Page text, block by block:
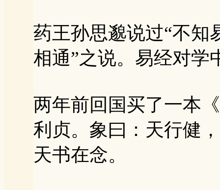
药王孙思邈说过“不知
相通”之说。易经对学
两年前回国买了一本
利贞。象曰：天行健
天书在念。